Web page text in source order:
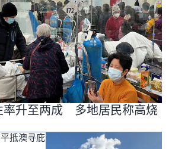
率升至两成 多地居民称高烧
抵澳寻庇